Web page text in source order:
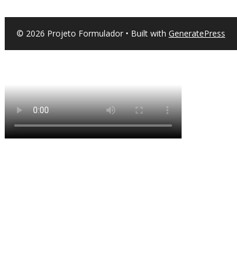
© 2026 Projeto Formulador • Built with GeneratePress